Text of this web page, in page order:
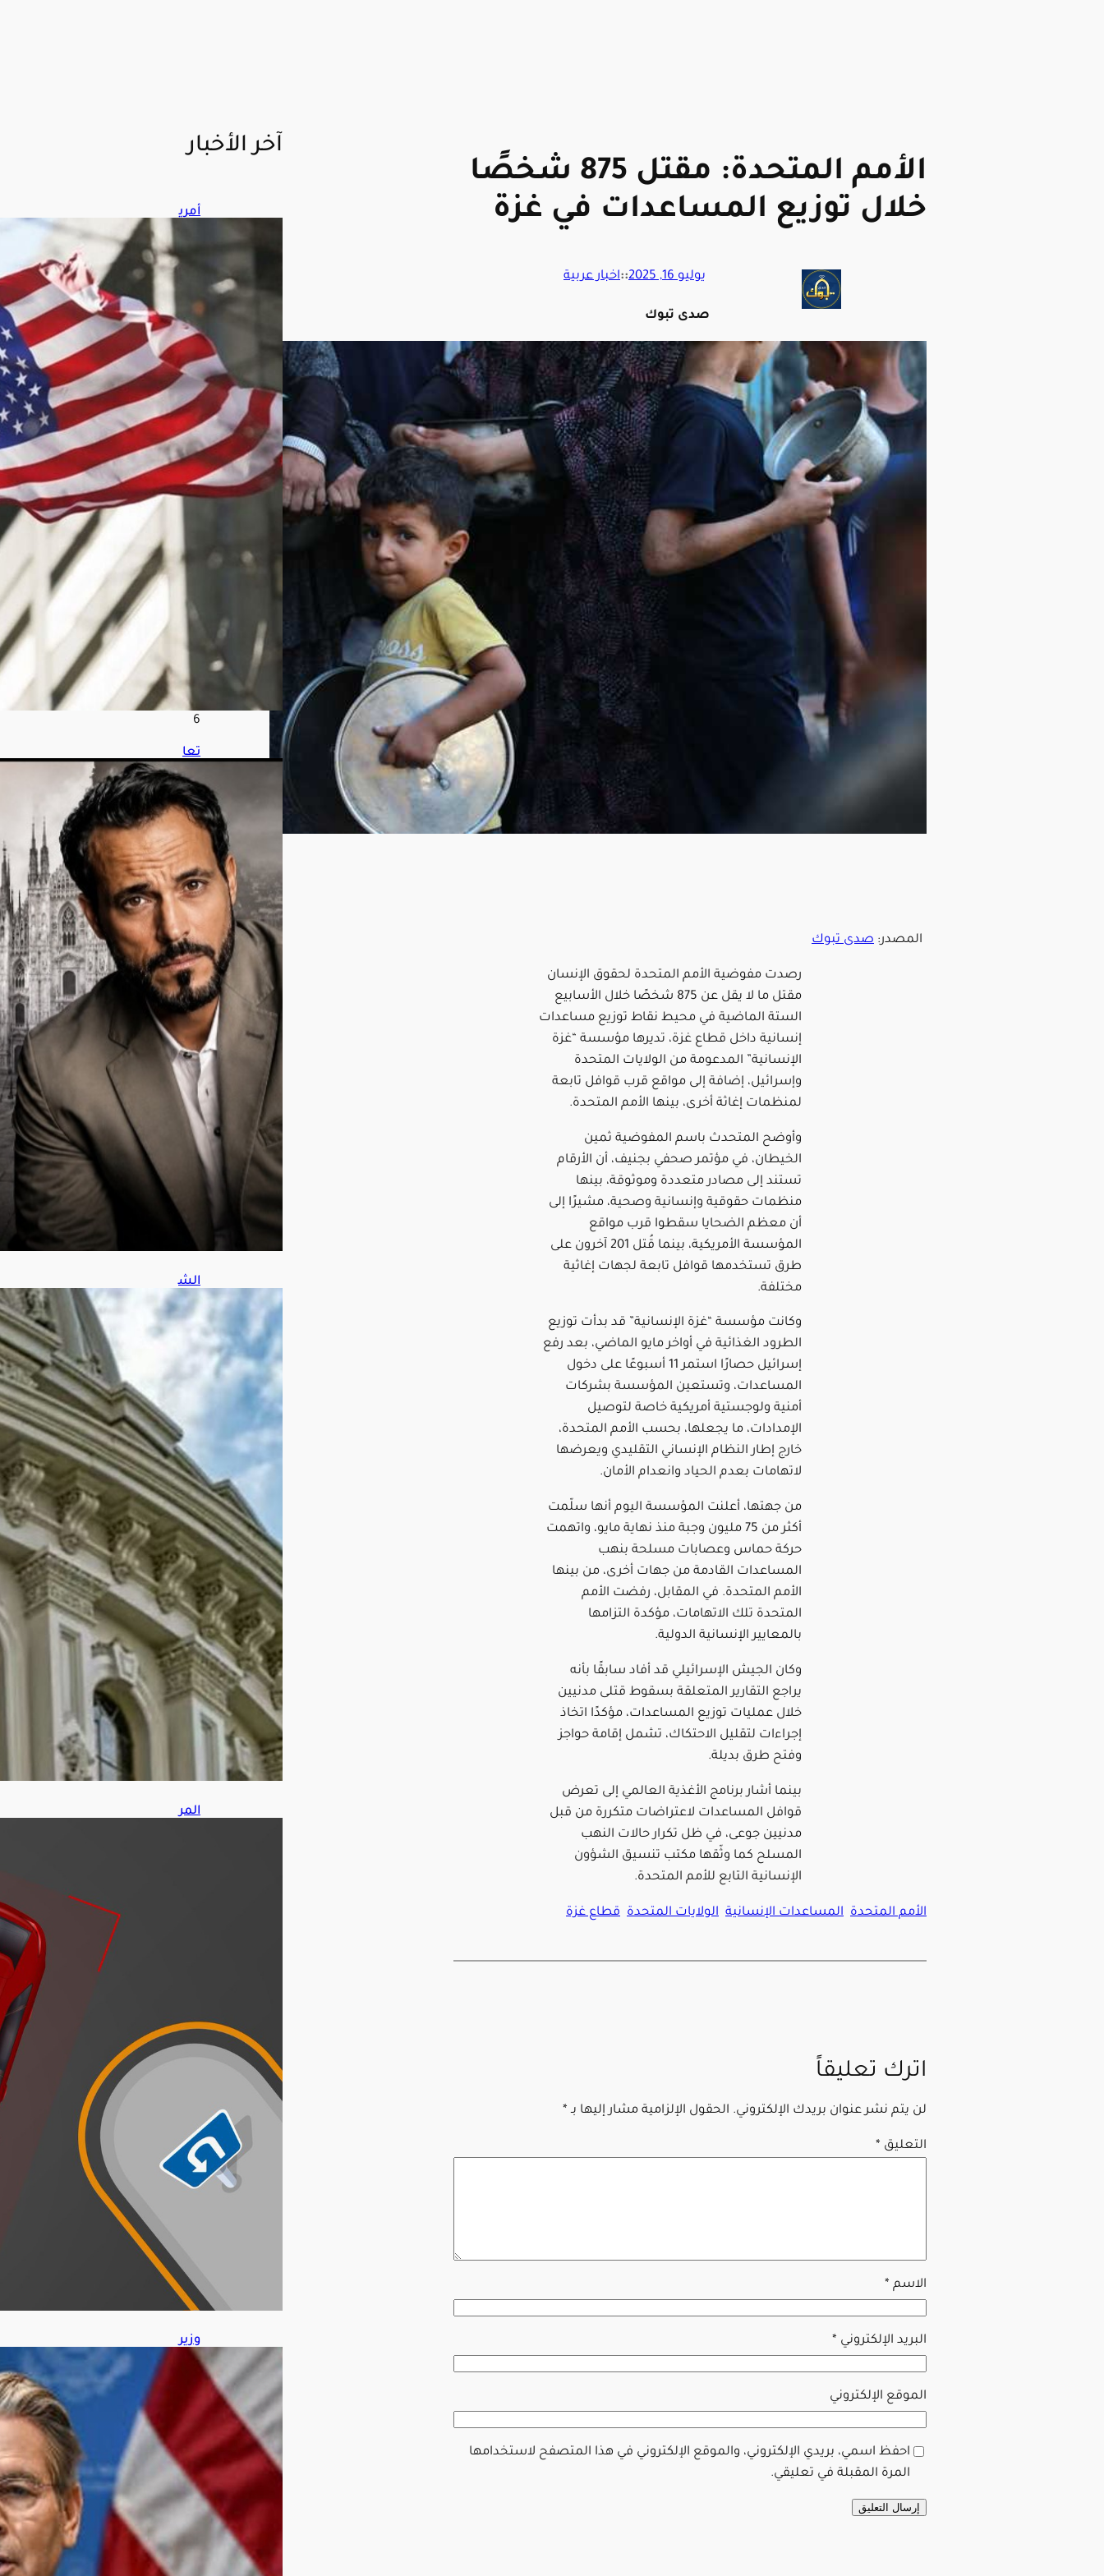
الأمم المتحدة: مقتل 875 شخصًا
خلال توزيع المساعدات في غزة
يوليو 16, 2025 ::اخبار عربية
صدى تبوك
المصدر: صدى تبوك
رصدت مفوضية الأمم المتحدة لحقوق الإنسان
مقتل ما لا يقل عن 875 شخصًا خلال الأسابيع
الستة الماضية في محيط نقاط توزيع مساعدات
إنسانية داخل قطاع غزة، تديرها مؤسسة “غزة
الإنسانية” المدعومة من الولايات المتحدة
وإسرائيل، إضافة إلى مواقع قرب قوافل تابعة
لمنظمات إغاثة أخرى، بينها الأمم المتحدة.
وأوضح المتحدث باسم المفوضية ثمين
الخيطان، في مؤتمر صحفي بجنيف، أن الأرقام
تستند إلى مصادر متعددة وموثوقة، بينها
منظمات حقوقية وإنسانية وصحية، مشيرًا إلى
أن معظم الضحايا سقطوا قرب مواقع
المؤسسة الأمريكية، بينما قُتل 201 آخرون على
طرق تستخدمها قوافل تابعة لجهات إغاثية
مختلفة.
وكانت مؤسسة “غزة الإنسانية” قد بدأت توزيع
الطرود الغذائية في أواخر مايو الماضي، بعد رفع
إسرائيل حصارًا استمر 11 أسبوعًا على دخول
المساعدات، وتستعين المؤسسة بشركات
أمنية ولوجستية أمريكية خاصة لتوصيل
الإمدادات، ما يجعلها، بحسب الأمم المتحدة،
خارج إطار النظام الإنساني التقليدي ويعرضها
لاتهامات بعدم الحياد وانعدام الأمان.
من جهتها، أعلنت المؤسسة اليوم أنها سلّمت
أكثر من 75 مليون وجبة منذ نهاية مايو، واتهمت
حركة حماس وعصابات مسلحة بنهب
المساعدات القادمة من جهات أخرى، من بينها
الأمم المتحدة. في المقابل، رفضت الأمم
المتحدة تلك الاتهامات، مؤكدة التزامها
بالمعايير الإنسانية الدولية.
وكان الجيش الإسرائيلي قد أفاد سابقًا بأنه
يراجع التقارير المتعلقة بسقوط قتلى مدنيين
خلال عمليات توزيع المساعدات، مؤكدًا اتخاذ
إجراءات لتقليل الاحتكاك، تشمل إقامة حواجز
وفتح طرق بديلة.
بينما أشار برنامج الأغذية العالمي إلى تعرض
قوافل المساعدات لاعتراضات متكررة من قبل
مدنيين جوعى، في ظل تكرار حالات النهب
المسلح كما وثّقها مكتب تنسيق الشؤون
الإنسانية التابع للأمم المتحدة.
الأمم المتحدة المساعدات الإنسانية الولايات المتحدة قطاع غزة
اترك تعليقاً
لن يتم نشر عنوان بريدك الإلكتروني. الحقول الإلزامية مشار إليها بـ *
التعليق *
الاسم *
البريد الإلكتروني *
الموقع الإلكتروني
احفظ اسمي، بريدي الإلكتروني، والموقع الإلكتروني في هذا المتصفح لاستخدامها
المرة المقبلة في تعليقي.
آخر الأخبار
أمري
تس
تهد
ادر
تمو
يل
الن
ظا
م
الإير
اني
وتتو
عد
المت
حايل
قوبا
س
202
6
تعا
منت
ظر
بين
الس
قا
ويو
س
ف
الش
ريف
في
«مي
لانو
»
أغ
س
ط
س
7,
202
الش
يوخ
الأم
قانو
شا
مل
لفر
ض
عقو
بات
على
رو
سيا
أغ
س
ط
س
202
المر
عند
الدو
س
ط
س
وزير
الخز
ريك
يتو
قع
اتفا
قًا
قريبً
ا
مع
إيرا